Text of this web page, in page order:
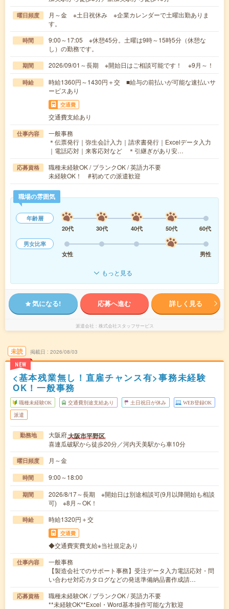
曜日頻度
月～金 ※土日祝休み ※企業カレンダーで土曜出勤ありま
す。
時間
9:00～17:05 ※休憩45分。土曜は9時～15時5分（休憩な
し）の勤務です。
期間 2026/09/01～長期 ※開始日はご相談可能です！ ※9月～！
時給
時給1360円～1430円＋交 ■給与の前払いが可能な速払いサ
ービスあり
交通費
交通費支給あり
仕事内容
一般事務
＊伝票発行｜弥生会計入力｜請求書発行｜Excelデータ入力
｜電話応対｜来客応対など ＊引継ぎがあり安…
応募資格
職種未経験OK / ブランクOK / 英語力不要
未経験OK！ #初めての派遣歓迎
職場の雰囲気
年齢層
20代
30代 40代 50代
60代
男女比率
女性
男性
もっと見る
気になる! 応募へ進む 詳しく見る
派遣会社 株式会社スタッフサービス
未読
NEW
掲載日 2026/08/03
<基本残業無し！直雇チャンス有>事務未経験
OK！一般事務
職種未経験OK 交通費別途支給あり 土日祝日が休み WEB登録OK
派遣
勤務地 大阪府大阪市平野区
喜連瓜破駅から徒歩20分／河内天美駅から車10分
曜日頻度 月～金
時間 9:00～18:00
期間
2026/8/17～長期 ※開始日は別途相談可(9月以降開始も相談
可) ※8月～OK！
時給 時給1320円＋交
交通費
◆交通費実費支給※当社規定あり
仕事内容
一般事務
【製造会社でのサポート事務】受注データ入力電話応対・問
い合わせ対応カタログなどの発送準備納品書作成請…
応募資格
職種未経験OK / ブランクOK / 英語力不要
**未経験OK**Excel・Word基本操作可能な方歓迎